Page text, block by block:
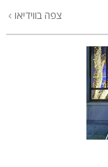
צפה בווידיאו